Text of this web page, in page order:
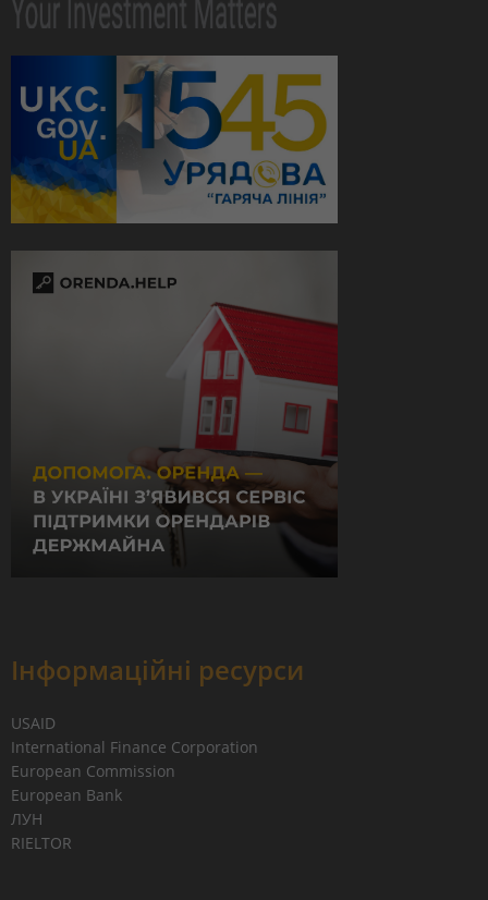
Інформаційні ресурси
USAID
International Finance Corporation
European Commission
European Bank
ЛУН
RIELTOR